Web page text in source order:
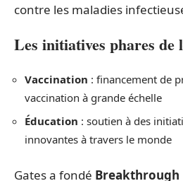
contre les maladies
Les initiatives phares de
Vaccination : financement de
vaccination à grande échelle
Éducation : soutien à des
innovantes à travers le monde
Gates a fondé Breakthrough